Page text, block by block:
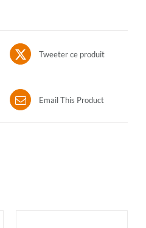
Tweeter ce produit
Email This Product